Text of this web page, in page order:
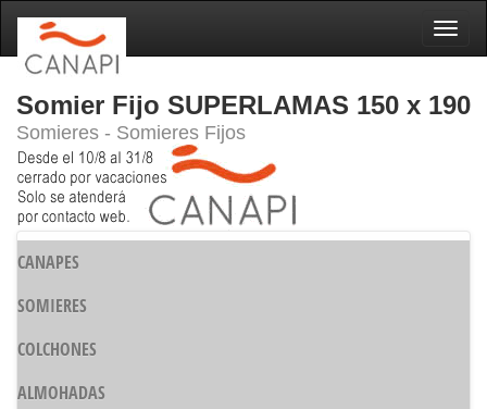
Somier Fijo SUPERLAMAS 150 x 190
Somieres - Somieres Fijos
CANAPES
SOMIERES
COLCHONES
ALMOHADAS